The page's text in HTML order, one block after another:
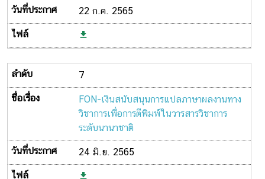
22 ก.ค. 2565
7
FON-เงินสนับสนุนการแปลภาษาผลงานทาง
วิชาการเพื่อการตีพิมพ์ในวารสารวิชาการ
ระดับนานาชาติ
24 มิ.ย. 2565